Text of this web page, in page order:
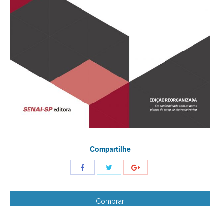
Compartilhe
Facebook
Comprar